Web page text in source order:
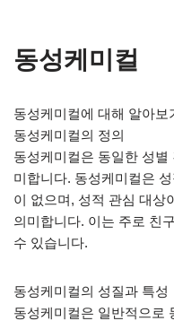
동성케미컬
동성케미컬에 대해 알아보
동성케미컬의 정의
동성케미컬은 동일한 성
미합니다. 동성케미컬은
이 없으며, 성적 관심 대상
의미합니다. 이는 주로 친
수 있습니다.
동성케미컬의 성질과 특성
동성케미컬은 일반적으로